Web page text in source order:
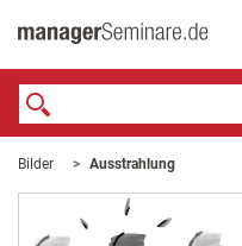
Bilder Ausstrahlung